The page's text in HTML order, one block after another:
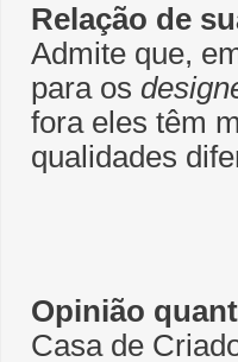
Relação de
Admite que,
para os
fora eles têm
qualidades
Opinião
Casa de